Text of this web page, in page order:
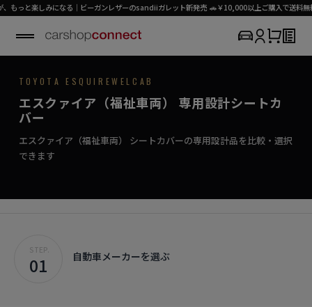
しみになる｜ビーガンレザーのsandiiガレット新発売 🚗￥10,000以上ご購入で送料無料（パ
TOYOTA / ESQUIRE WELCAB
SEAT COVER COLLECTION
ESQUIRE
WELCAB
専用シートカバー
家族を乗せて、安心のシートカバー。
初めての方はこちら›
TOYOTA ESQUIREWELCAB
エスクァイア（福祉車両） 専用設計シートカ
バー
エスクァイア（福祉車両） シートカバーの専用設計品を比較・選択
できます
STEP.
01 自動車メーカーを選ぶ